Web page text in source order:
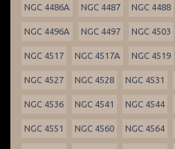
NGC 4486A NGC 4487 NGC 4488
NGC 4496A NGC 4497 NGC 4503
NGC 4517 NGC 4517A NGC 4519
NGC 4527 NGC 4528 NGC 4531
NGC 4536 NGC 4541 NGC 4544
NGC 4551 NGC 4560 NGC 4564